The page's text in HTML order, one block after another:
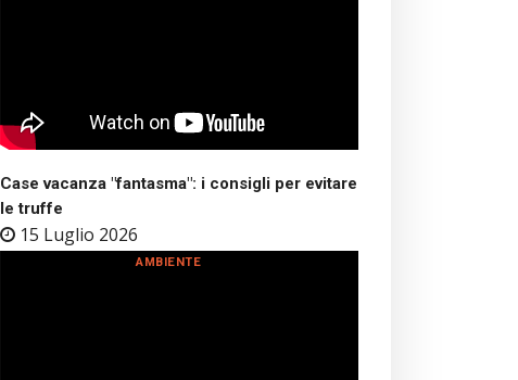
Case vacanza "fantasma": i consigli per evitare
le truffe
15 Luglio 2026
AMBIENTE